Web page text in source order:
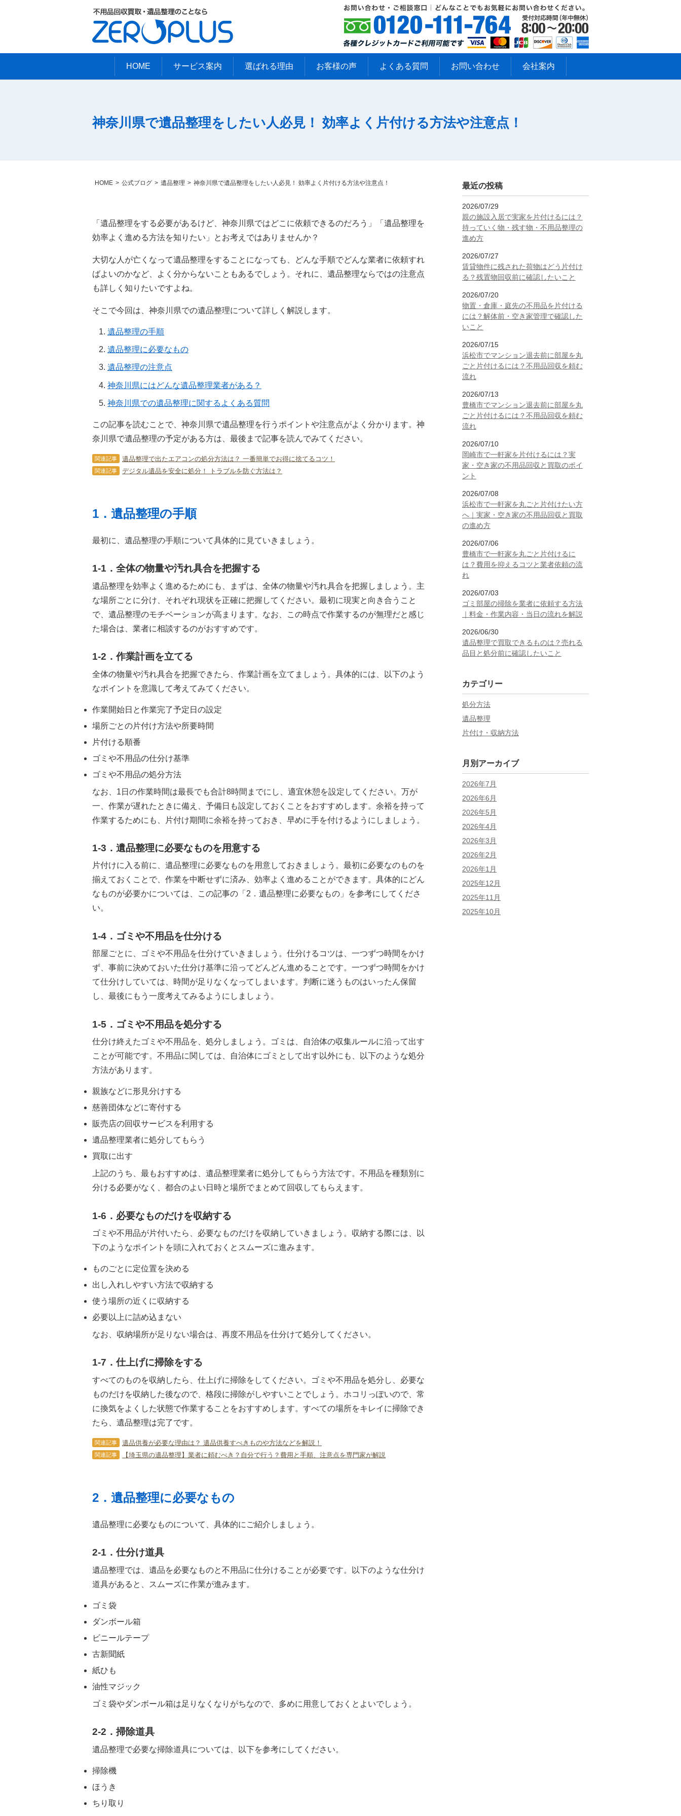
HOME サービス案内 選ばれる理由 お客様の声 よくある質問 お問い合わせ 会社案内
HOME 公式ブログ 遺品整理 神奈川県で遺品整理をしたい人必見！ 効率よく片付ける方法や注意点！
神奈川県で遺品整理をしたい人必見！ 効率よく片付ける方法や注意点！
「遺品整理をする必要があるけど、神奈川県ではどこに依頼できるのだろう」「遺品整理を
効率よく進める方法を知りたい」とお考えではありませんか？
大切な人が亡くなって遺品整理をすることになっても、どんな手順でどんな業者に依頼すれ
ばよいのかなど、よく分からないこともあるでしょう。それに、遺品整理ならではの注意点
も詳しく知りたいですよね。
そこで今回は、神奈川県での遺品整理について詳しく解説します。
遺品整理の手順
遺品整理に必要なもの
遺品整理の注意点
神奈川県にはどんな遺品整理業者がある？
神奈川県での遺品整理に関するよくある質問
この記事を読むことで、神奈川県で遺品整理を行うポイントや注意点がよく分かります。神
奈川県で遺品整理の予定がある方は、最後まで記事を読んでみてください。
関連記事 遺品整理で出たエアコンの処分方法は？ 一番簡単でお得に捨てるコツ！
関連記事 デジタル遺品を安全に処分！ トラブルを防ぐ方法は？
1．遺品整理の手順
最初に、遺品整理の手順について具体的に見ていきましょう。
1-1．全体の物量や汚れ具合を把握する
遺品整理を効率よく進めるためにも、まずは、全体の物量や汚れ具合を把握しましょう。主
な場所ごとに分け、それぞれ現状を正確に把握してください。最初に現実と向き合うこと
で、遺品整理のモチベーションが高まります。なお、この時点で作業するのが無理だと感じ
た場合は、業者に相談するのがおすすめです。
1-2．作業計画を立てる
全体の物量や汚れ具合を把握できたら、作業計画を立てましょう。具体的には、以下のよう
なポイントを意識して考えてみてください。
作業開始日と作業完了予定日の設定
場所ごとの片付け方法や所要時間
片付ける順番
ゴミや不用品の仕分け基準
ゴミや不用品の処分方法
なお、1日の作業時間は最長でも合計8時間までにし、適宜休憩を設定してください。万が
一、作業が遅れたときに備え、予備日も設定しておくことをおすすめします。余裕を持って
作業するためにも、片付け期間に余裕を持っておき、早めに手を付けるようにしましょう。
1-3．遺品整理に必要なものを用意する
片付けに入る前に、遺品整理に必要なものを用意しておきましょう。最初に必要なのものを
揃えておくことで、作業を中断せずに済み、効率よく進めることができます。具体的にどん
なものが必要かについては、この記事の「2．遺品整理に必要なもの」を参考にしてくださ
い。
1-4．ゴミや不用品を仕分ける
部屋ごとに、ゴミや不用品を仕分けていきましょう。仕分けるコツは、一つずつ時間をかけ
ず、事前に決めておいた仕分け基準に沿ってどんどん進めることです。一つずつ時間をかけ
て仕分けしていては、時間が足りなくなってしまいます。判断に迷うものはいったん保留
し、最後にもう一度考えてみるようにしましょう。
1-5．ゴミや不用品を処分する
仕分け終えたゴミや不用品を、処分しましょう。ゴミは、自治体の収集ルールに沿って出す
ことが可能です。不用品に関しては、自治体にゴミとして出す以外にも、以下のような処分
方法があります。
親族などに形見分けする
慈善団体などに寄付する
販売店の回収サービスを利用する
遺品整理業者に処分してもらう
買取に出す
上記のうち、最もおすすめは、遺品整理業者に処分してもらう方法です。不用品を種類別に
分ける必要がなく、都合のよい日時と場所でまとめて回収してもらえます。
1-6．必要なものだけを収納する
ゴミや不用品が片付いたら、必要なものだけを収納していきましょう。収納する際には、以
下のようなポイントを頭に入れておくとスムーズに進みます。
ものごとに定位置を決める
出し入れしやすい方法で収納する
使う場所の近くに収納する
必要以上に詰め込まない
なお、収納場所が足りない場合は、再度不用品を仕分けて処分してください。
1-7．仕上げに掃除をする
すべてのものを収納したら、仕上げに掃除をしてください。ゴミや不用品を処分し、必要な
ものだけを収納した後なので、格段に掃除がしやすいことでしょう。ホコリっぽいので、常
に換気をよくした状態で作業することをおすすめします。すべての場所をキレイに掃除でき
たら、遺品整理は完了です。
関連記事 遺品供養が必要な理由は？ 遺品供養すべきものや方法などを解説！
関連記事 【埼玉県の遺品整理】業者に頼むべき？自分で行う？費用と手順、注意点を専門家が解説
2．遺品整理に必要なもの
遺品整理に必要なものについて、具体的にご紹介しましょう。
2-1．仕分け道具
遺品整理では、遺品を必要なものと不用品に仕分けることが必要です。以下のような仕分け
道具があると、スムーズに作業が進みます。
ゴミ袋
ダンボール箱
ビニールテープ
古新聞紙
紙ひも
油性マジック
ゴミ袋やダンボール箱は足りなくなりがちなので、多めに用意しておくとよいでしょう。
2-2．掃除道具
遺品整理で必要な掃除道具については、以下を参考にしてください。
掃除機
ほうき
ちり取り
最近の投稿
2026/07/29
親の施設入居で実家を片付けるには？
持っていく物・残す物・不用品整理の
進め方
2026/07/27
賃貸物件に残された荷物はどう片付け
る？残置物回収前に確認したいこと
2026/07/20
物置・倉庫・庭先の不用品を片付ける
には？解体前・空き家管理で確認した
いこと
2026/07/15
浜松市でマンション退去前に部屋を丸
ごと片付けるには？不用品回収を頼む
流れ
2026/07/13
豊橋市でマンション退去前に部屋を丸
ごと片付けるには？不用品回収を頼む
流れ
2026/07/10
岡崎市で一軒家を片付けるには？実
家・空き家の不用品回収と買取のポイ
ント
2026/07/08
浜松市で一軒家を丸ごと片付けたい方
へ｜実家・空き家の不用品回収と買取
の進め方
2026/07/06
豊橋市で一軒家を丸ごと片付けるに
は？費用を抑えるコツと業者依頼の流
れ
2026/07/03
ゴミ部屋の掃除を業者に依頼する方法
｜料金・作業内容・当日の流れを解説
2026/06/30
遺品整理で買取できるものは？売れる
品目と処分前に確認したいこと
カテゴリー
処分方法
遺品整理
片付け・収納方法
月別アーカイブ
2026年7月
2026年6月
2026年5月
2026年4月
2026年3月
2026年2月
2026年1月
2025年12月
2025年11月
2025年10月